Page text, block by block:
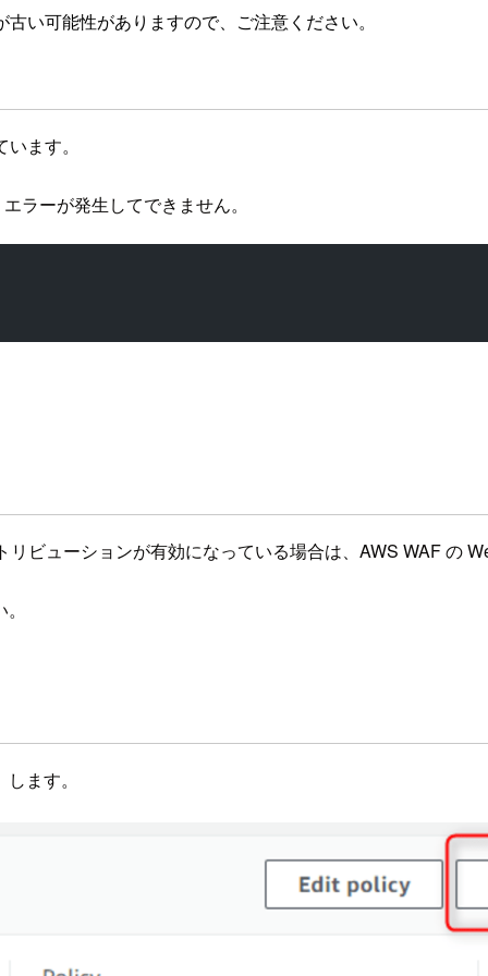
い可能性がありますので、ご注意ください。
ます。
ラーが発生してできません。
ビューションが有効になっている場合は、AWS WAF の
ます。